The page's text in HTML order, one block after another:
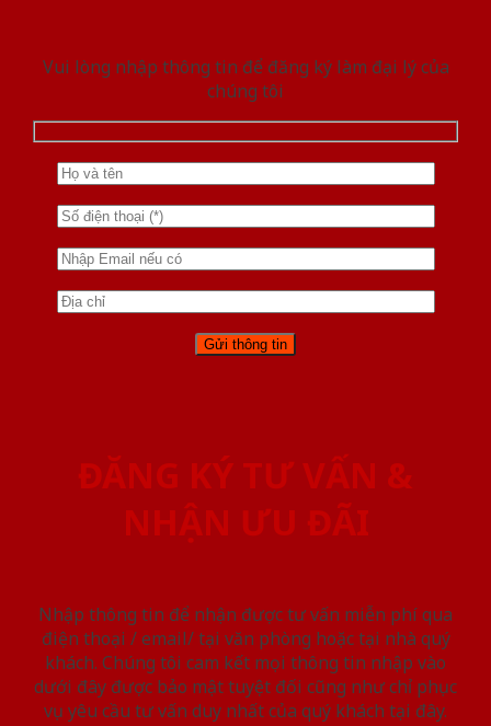
Vui lòng nhập thông tin để đăng ký làm đại lý của
chúng tôi
ĐĂNG KÝ TƯ VẤN &
NHẬN ƯU ĐÃI
Nhập thông tin để nhận được tư vấn miễn phí qua
điện thoại / email/ tại văn phòng hoặc tại nhà quý
khách. Chúng tôi cam kết mọi thông tin nhập vào
dưới đây được bảo mật tuyệt đối cũng như chỉ phục
vụ yêu cầu tư vấn duy nhất của quý khách tại đây.